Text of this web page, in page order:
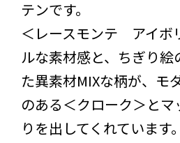
テンです。
＜レースモンテ アイボ
ルな素材感と、ちぎり
た異素材MIXな柄が、モ
のある＜クローク＞とマ
りを出してくれています。